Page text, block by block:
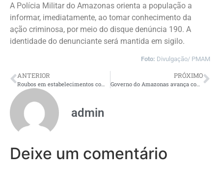
A Polícia Militar do Amazonas orienta a população a
informar, imediatamente, ao tomar conhecimento da
ação criminosa, por meio do disque denúncia 190. A
identidade do denunciante será mantida em sigilo.
Foto: Divulgação/ PMAM
ANTERIOR PRÓXIMO
Governo do Amazonas avança com pavimentação do ramal Terra Preta, em Manacapuru
admin
Deixe um comentário